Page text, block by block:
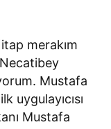
merakım
Mustafa
uygulayıcısı
Mustafa